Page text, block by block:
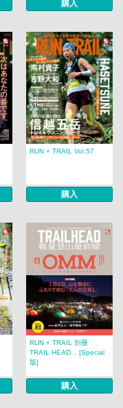
購入
RUN + TRAIL Vol.57
購入
RUN + TRAIL 別冊
TRAIL HEAD... [Special
版]
購入